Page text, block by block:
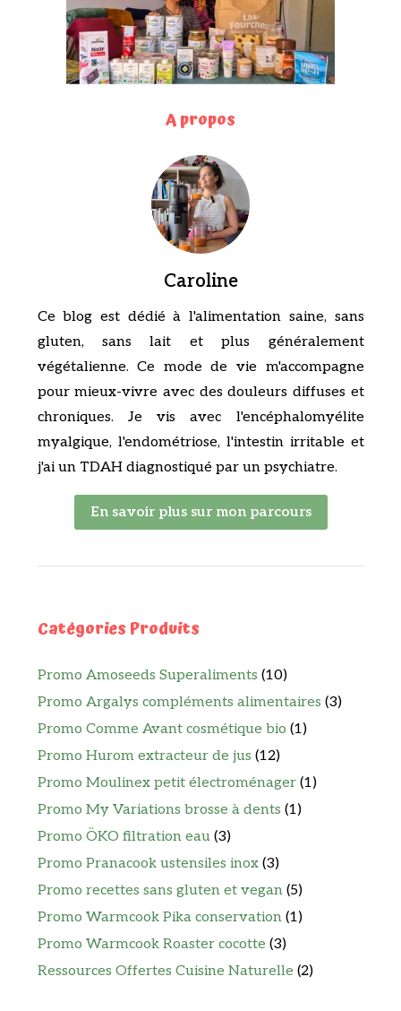
A propos
Caroline
Ce blog est dédié à l'alimentation saine, sans
gluten, sans lait et plus généralement
végétalienne. Ce mode de vie m'accompagne
pour mieux-vivre avec des douleurs diffuses et
chroniques. Je vis avec l'encéphalomyélite
myalgique, l'endométriose, l'intestin irritable et
j'ai un TDAH diagnostiqué par un psychiatre.
En savoir plus sur mon parcours
Catégories Produits
Promo Amoseeds Superaliments (10)
Promo Argalys compléments alimentaires (3)
Promo Comme Avant cosmétique bio (1)
Promo Hurom extracteur de jus (12)
Promo Moulinex petit électroménager (1)
Promo My Variations brosse à dents (1)
Promo ÖKO filtration eau (3)
Promo Pranacook ustensiles inox (3)
Promo recettes sans gluten et vegan (5)
Promo Warmcook Pika conservation (1)
Promo Warmcook Roaster cocotte (3)
Ressources Offertes Cuisine Naturelle (2)